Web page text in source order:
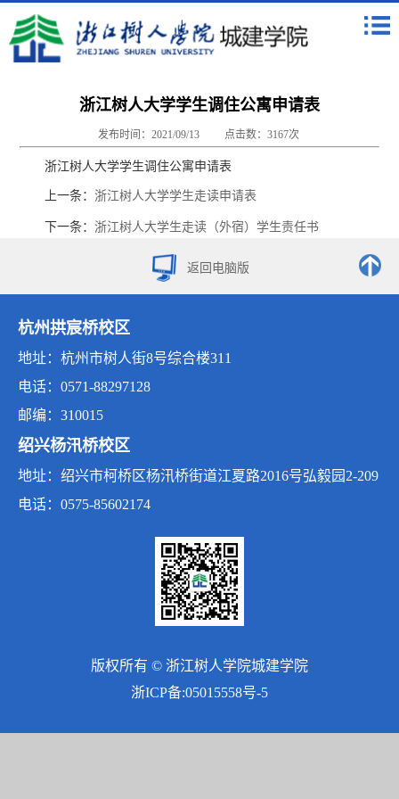
浙江树人大学学生调住公寓申请表
发布时间：2021/09/13 点击数： 3167次
浙江树人大学学生调住公寓申请表
上一条： 浙江树人大学学生走读申请表
下一条： 浙江树人大学生走读（外宿）学生责任书
返回电脑版
杭州拱宸桥校区
地址：杭州市树人街8号综合楼311
电话：0571-88297128
邮编：310015
绍兴杨汛桥校区
地址：绍兴市柯桥区杨汛桥街道江夏路2016号弘毅园2-209
电话：0575-85602174
版权所有 © 浙江树人学院城建学院
浙ICP备:05015558号-5